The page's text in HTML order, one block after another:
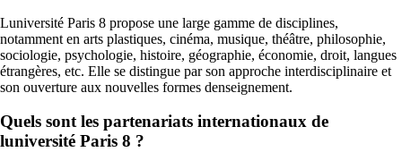
Luniversité Paris 8 propose une large gamme de disciplines,
notamment en arts plastiques, cinéma, musique, théâtre, philosophie,
sociologie, psychologie, histoire, géographie, économie, droit, langues
étrangères, etc. Elle se distingue par son approche interdisciplinaire et
son ouverture aux nouvelles formes denseignement.
Quels sont les partenariats internationaux de
luniversité Paris 8 ?